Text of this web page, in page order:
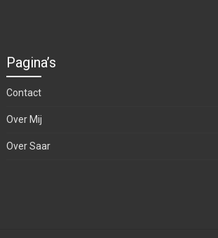
Pagina’s
Contact
Over Mij
Over Saar